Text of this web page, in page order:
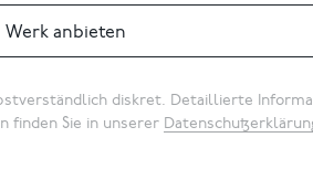
Werk anbieten
diskret. Detaillierte
finden Sie in unserer